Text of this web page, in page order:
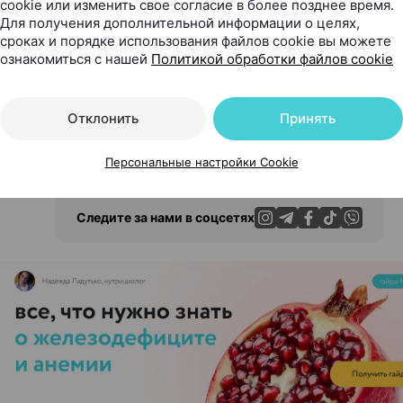
будет прекрасной тренировкой для мышц рук.
вес, а значит, увеличится и ваша нагрузка.
— также неплохая физическая нагрузка.
гуляете, и лишние килограммы начнут постепенно
и о занятиях спортом. Главное, запастить
все непременно получится.
Следите за нами в соцсетях
ЭФФЕКТИВНАЯ РЕКЛАМА НА САЙТЕ
cookie или изменить свое согласие в более позднее время.
Для получения дополнительной информации о целях,
сроках и порядке использования файлов cookie вы можете
ознакомиться с нашей Политикой обработки файлов cookie
Отклонить Принять
Персональные настройки Cookie